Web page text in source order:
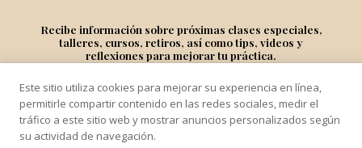
Recibe información sobre próximas clases especiales,
talleres, cursos, retiros, así como tips, videos y
reflexiones para mejorar tu práctica.
Suscríbete
Este sitio utiliza cookies para mejorar su experiencia en línea,
permitirle compartir contenido en las redes sociales, medir el
tráfico a este sitio web y mostrar anuncios personalizados según
su actividad de navegación.